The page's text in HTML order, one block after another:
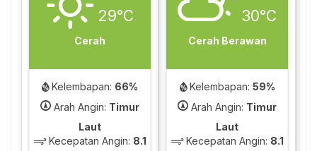
29°C
Cerah
Kelembapan: 66%
Arah Angin: Timur
Laut
Kecepatan Angin: 8.1
30°C
Cerah Berawan
Kelembapan: 59%
Arah Angin: Timur
Laut
Kecepatan Angin: 8.1